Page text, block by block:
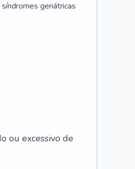
geriátricas
ou excessivo de